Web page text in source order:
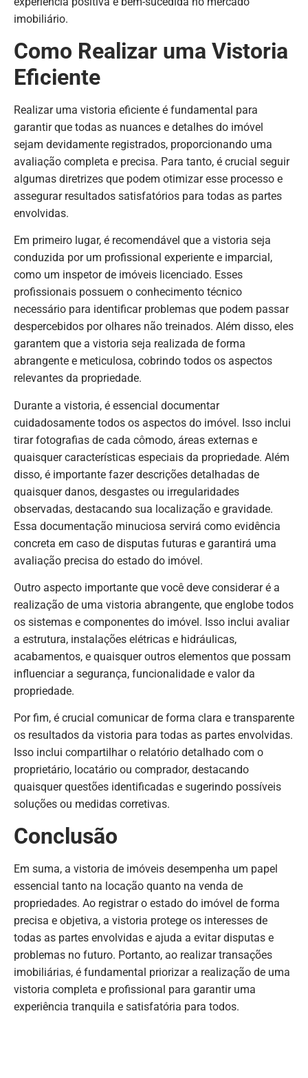
imobiliário.
Como Realizar uma Vistoria
Eficiente
Realizar uma vistoria eficiente é fundamental para
garantir que todas as nuances e detalhes do imóvel
sejam devidamente registrados, proporcionando uma
avaliação completa e precisa. Para tanto, é crucial seguir
algumas diretrizes que podem otimizar esse processo e
assegurar resultados satisfatórios para todas as partes
envolvidas.
Em primeiro lugar, é recomendável que a vistoria seja
conduzida por um profissional experiente e imparcial,
como um inspetor de imóveis licenciado. Esses
profissionais possuem o conhecimento técnico
necessário para identificar problemas que podem passar
despercebidos por olhares não treinados. Além disso, eles
garantem que a vistoria seja realizada de forma
abrangente e meticulosa, cobrindo todos os aspectos
relevantes da propriedade.
Durante a vistoria, é essencial documentar
cuidadosamente todos os aspectos do imóvel. Isso inclui
tirar fotografias de cada cômodo, áreas externas e
quaisquer características especiais da propriedade. Além
disso, é importante fazer descrições detalhadas de
quaisquer danos, desgastes ou irregularidades
observadas, destacando sua localização e gravidade.
Essa documentação minuciosa servirá como evidência
concreta em caso de disputas futuras e garantirá uma
avaliação precisa do estado do imóvel.
Outro aspecto importante que você deve considerar é a
realização de uma vistoria abrangente, que englobe todos
os sistemas e componentes do imóvel. Isso inclui avaliar
a estrutura, instalações elétricas e hidráulicas,
acabamentos, e quaisquer outros elementos que possam
influenciar a segurança, funcionalidade e valor da
propriedade.
Por fim, é crucial comunicar de forma clara e transparente
os resultados da vistoria para todas as partes envolvidas.
Isso inclui compartilhar o relatório detalhado com o
proprietário, locatário ou comprador, destacando
quaisquer questões identificadas e sugerindo possíveis
soluções ou medidas corretivas.
Conclusão
Em suma, a vistoria de imóveis desempenha um papel
essencial tanto na locação quanto na venda de
propriedades. Ao registrar o estado do imóvel de forma
precisa e objetiva, a vistoria protege os interesses de
todas as partes envolvidas e ajuda a evitar disputas e
problemas no futuro. Portanto, ao realizar transações
imobiliárias, é fundamental priorizar a realização de uma
vistoria completa e profissional para garantir uma
experiência tranquila e satisfatória para todos.